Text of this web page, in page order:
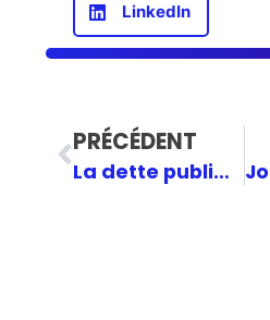
LinkedIn
PRÉCÉDENT
La dette publique : la facture qu’on envoie à notre génération ?